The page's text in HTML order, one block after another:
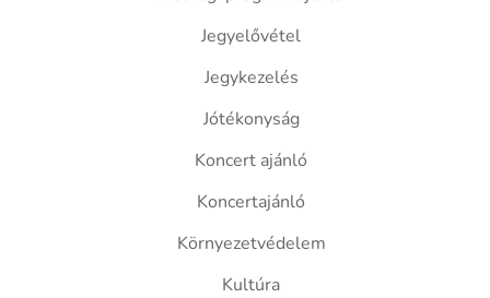
Jegyelővétel
Jegykezelés
Jótékonyság
Koncert ajánló
Koncertajánló
Környezetvédelem
Kultúra